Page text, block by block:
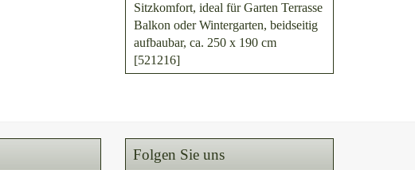
Sitzkomfort, ideal für Garten Terrasse
Balkon oder Wintergarten, beidseitig
aufbaubar, ca. 250 x 190 cm
[521216]
Folgen Sie uns